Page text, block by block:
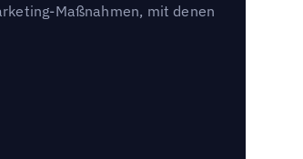
Maßnahmen, mit denen